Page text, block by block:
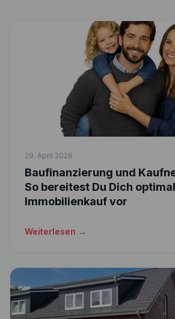
29. April 2026
Baufinanzierung und
So bereitest Du Dich
Immobilienkauf vor
Weiterlesen →